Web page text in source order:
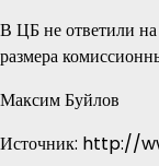
В ЦБ не ответили
размера
Максим Буйлов
Источник: http://